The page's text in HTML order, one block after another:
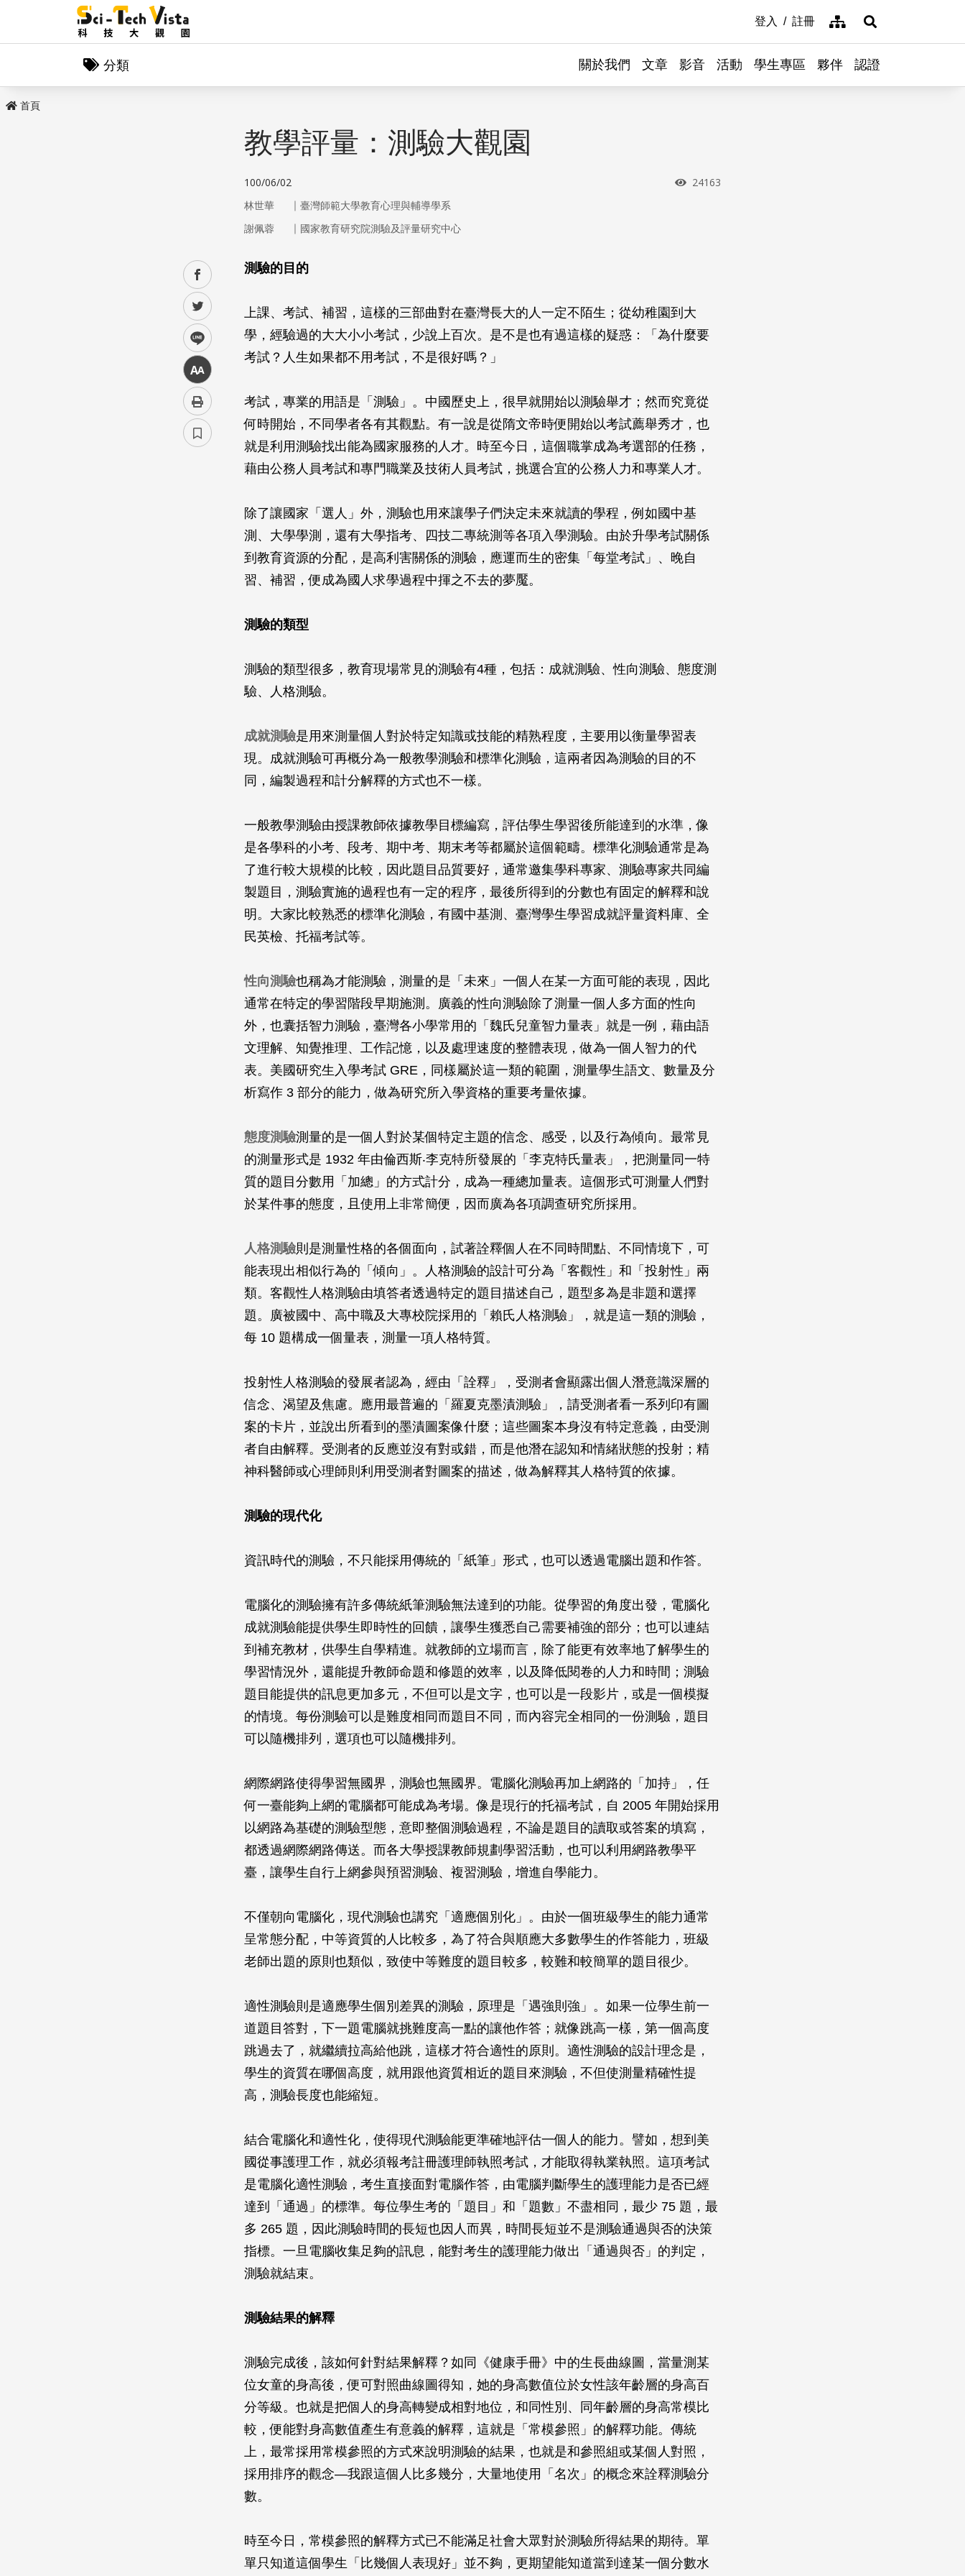
登入 註冊 網站導覽展開搜尋
分類 關於我們 文章 影音 活動 學生專區 夥伴 認證
首頁
facebook
twitter
line
中
教學評量：測驗大觀園
100/06/02 瀏覽次數
24163
林世華 ｜ 臺灣師範大學教育心理與輔導學系
謝佩蓉
｜ 國家教育研究院測驗及評量研究中心
測驗的目的
上課、考試、補習，這樣的三部曲對在臺灣長大的人一定不陌生；從幼稚園到大
學，經驗過的大大小小考試，少說上百次。是不是也有過這樣的疑惑：「為什麼要
考試？人生如果都不用考試，不是很好嗎？」
考試，專業的用語是「測驗」。中國歷史上，很早就開始以測驗舉才；然而究竟從
何時開始，不同學者各有其觀點。有一說是從隋文帝時便開始以考試薦舉秀才，也
就是利用測驗找出能為國家服務的人才。時至今日，這個職掌成為考選部的任務，
藉由公務人員考試和專門職業及技術人員考試，挑選合宜的公務人力和專業人才。
除了讓國家「選人」外，測驗也用來讓學子們決定未來就讀的學程，例如國中基
測、大學學測，還有大學指考、四技二專統測等各項入學測驗。由於升學考試關係
到教育資源的分配，是高利害關係的測驗，應運而生的密集「每堂考試」、晚自
習、補習，便成為國人求學過程中揮之不去的夢魘。
測驗的類型
測驗的類型很多，教育現場常見的測驗有4種，包括：成就測驗、性向測驗、態度測
驗、人格測驗。
成就測驗是用來測量個人對於特定知識或技能的精熟程度，主要用以衡量學習表
現。成就測驗可再概分為一般教學測驗和標準化測驗，這兩者因為測驗的目的不
同，編製過程和計分解釋的方式也不一樣。
一般教學測驗由授課教師依據教學目標編寫，評估學生學習後所能達到的水準，像
是各學科的小考、段考、期中考、期末考等都屬於這個範疇。標準化測驗通常是為
了進行較大規模的比較，因此題目品質要好，通常邀集學科專家、測驗專家共同編
製題目，測驗實施的過程也有一定的程序，最後所得到的分數也有固定的解釋和說
明。大家比較熟悉的標準化測驗，有國中基測、臺灣學生學習成就評量資料庫、全
民英檢、托福考試等。
性向測驗也稱為才能測驗，測量的是「未來」一個人在某一方面可能的表現，因此
通常在特定的學習階段早期施測。廣義的性向測驗除了測量一個人多方面的性向
外，也囊括智力測驗，臺灣各小學常用的「魏氏兒童智力量表」就是一例，藉由語
文理解、知覺推理、工作記憶，以及處理速度的整體表現，做為一個人智力的代
表。美國研究生入學考試 GRE，同樣屬於這一類的範圍，測量學生語文、數量及分
析寫作 3 部分的能力，做為研究所入學資格的重要考量依據。
態度測驗測量的是一個人對於某個特定主題的信念、感受，以及行為傾向。最常見
的測量形式是 1932 年由倫西斯‧李克特所發展的「李克特氏量表」，把測量同一特
質的題目分數用「加總」的方式計分，成為一種總加量表。這個形式可測量人們對
於某件事的態度，且使用上非常簡便，因而廣為各項調查研究所採用。
人格測驗則是測量性格的各個面向，試著詮釋個人在不同時間點、不同情境下，可
能表現出相似行為的「傾向」。人格測驗的設計可分為「客觀性」和「投射性」兩
類。客觀性人格測驗由填答者透過特定的題目描述自己，題型多為是非題和選擇
題。廣被國中、高中職及大專校院採用的「賴氏人格測驗」，就是這一類的測驗，
每 10 題構成一個量表，測量一項人格特質。
投射性人格測驗的發展者認為，經由「詮釋」，受測者會顯露出個人潛意識深層的
信念、渴望及焦慮。應用最普遍的「羅夏克墨漬測驗」，請受測者看一系列印有圖
案的卡片，並說出所看到的墨漬圖案像什麼；這些圖案本身沒有特定意義，由受測
者自由解釋。受測者的反應並沒有對或錯，而是他潛在認知和情緒狀態的投射；精
神科醫師或心理師則利用受測者對圖案的描述，做為解釋其人格特質的依據。
測驗的現代化
資訊時代的測驗，不只能採用傳統的「紙筆」形式，也可以透過電腦出題和作答。
電腦化的測驗擁有許多傳統紙筆測驗無法達到的功能。從學習的角度出發，電腦化
成就測驗能提供學生即時性的回饋，讓學生獲悉自己需要補強的部分；也可以連結
到補充教材，供學生自學精進。就教師的立場而言，除了能更有效率地了解學生的
學習情況外，還能提升教師命題和修題的效率，以及降低閱卷的人力和時間；測驗
題目能提供的訊息更加多元，不但可以是文字，也可以是一段影片，或是一個模擬
的情境。每份測驗可以是難度相同而題目不同，而內容完全相同的一份測驗，題目
可以隨機排列，選項也可以隨機排列。
網際網路使得學習無國界，測驗也無國界。電腦化測驗再加上網路的「加持」，任
何一臺能夠上網的電腦都可能成為考場。像是現行的托福考試，自 2005 年開始採用
以網路為基礎的測驗型態，意即整個測驗過程，不論是題目的讀取或答案的填寫，
都透過網際網路傳送。而各大學授課教師規劃學習活動，也可以利用網路教學平
臺，讓學生自行上網參與預習測驗、複習測驗，增進自學能力。
不僅朝向電腦化，現代測驗也講究「適應個別化」。由於一個班級學生的能力通常
呈常態分配，中等資質的人比較多，為了符合與順應大多數學生的作答能力，班級
老師出題的原則也類似，致使中等難度的題目較多，較難和較簡單的題目很少。
適性測驗則是適應學生個別差異的測驗，原理是「遇強則強」。如果一位學生前一
道題目答對，下一題電腦就挑難度高一點的讓他作答；就像跳高一樣，第一個高度
跳過去了，就繼續拉高給他跳，這樣才符合適性的原則。適性測驗的設計理念是，
學生的資質在哪個高度，就用跟他資質相近的題目來測驗，不但使測量精確性提
高，測驗長度也能縮短。
結合電腦化和適性化，使得現代測驗能更準確地評估一個人的能力。譬如，想到美
國從事護理工作，就必須報考註冊護理師執照考試，才能取得執業執照。這項考試
是電腦化適性測驗，考生直接面對電腦作答，由電腦判斷學生的護理能力是否已經
達到「通過」的標準。每位學生考的「題目」和「題數」不盡相同，最少 75 題，最
多 265 題，因此測驗時間的長短也因人而異，時間長短並不是測驗通過與否的決策
指標。一旦電腦收集足夠的訊息，能對考生的護理能力做出「通過與否」的判定，
測驗就結束。
測驗結果的解釋
測驗完成後，該如何針對結果解釋？如同《健康手冊》中的生長曲線圖，當量測某
位女童的身高後，便可對照曲線圖得知，她的身高數值位於女性該年齡層的身高百
分等級。也就是把個人的身高轉變成相對地位，和同性別、同年齡層的身高常模比
較，便能對身高數值產生有意義的解釋，這就是「常模參照」的解釋功能。傳統
上，最常採用常模參照的方式來說明測驗的結果，也就是和參照組或某個人對照，
採用排序的觀念—我跟這個人比多幾分，大量地使用「名次」的概念來詮釋測驗分
數。
時至今日，常模參照的解釋方式已不能滿足社會大眾對於測驗所得結果的期待。單
單只知道這個學生「比幾個人表現好」並不夠，更期望能知道當到達某一個分數水